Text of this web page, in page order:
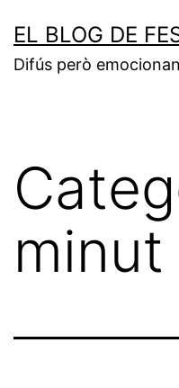
contingut
EL BLOG DE
Difús però
minut